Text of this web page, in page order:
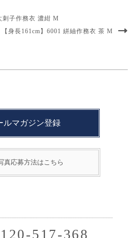
刺子作務衣 濃紺 M
【身長161cm】6001 絣紬作務衣 茶 M
ルマガジン登録
真応募方法はこちら
517-368